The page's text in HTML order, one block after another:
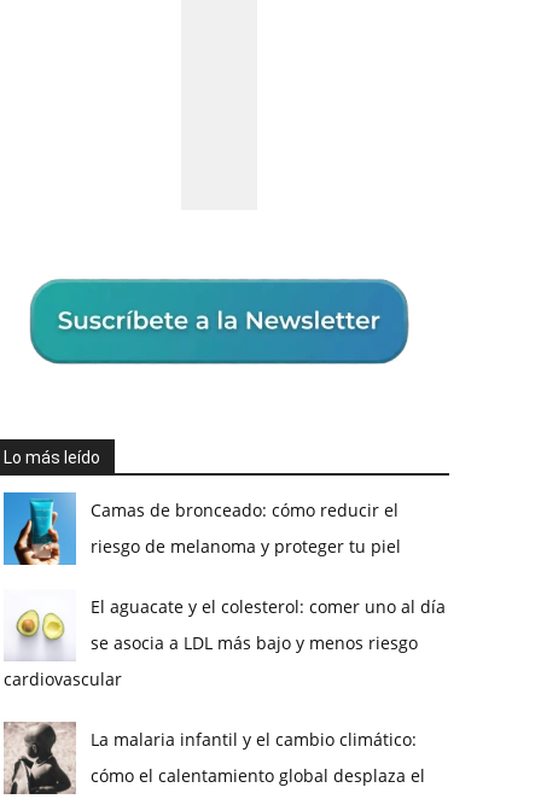
Lo más leído
Camas de bronceado: cómo reducir el
riesgo de melanoma y proteger tu piel
El aguacate y el colesterol: comer uno al día
se asocia a LDL más bajo y menos riesgo
cardiovascular
La malaria infantil y el cambio climático:
cómo el calentamiento global desplaza el